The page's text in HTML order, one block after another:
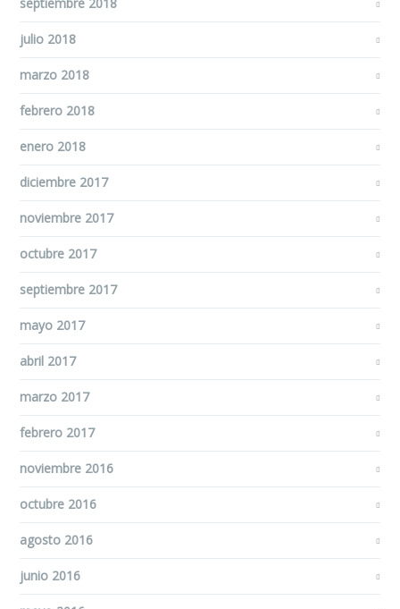
julio 2018
marzo 2018
febrero 2018
enero 2018
diciembre 2017
noviembre 2017
octubre 2017
septiembre 2017
mayo 2017
abril 2017
marzo 2017
febrero 2017
noviembre 2016
octubre 2016
agosto 2016
junio 2016